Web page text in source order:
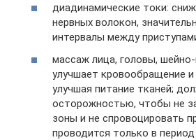
диадинамические токи:
нервных волокон,
интервалы между
массаж лица, головы,
улучшает кровообращение
улучшая питание тканей;
осторожностью, чтобы не
зоны и не спровоцировать
проводится только в